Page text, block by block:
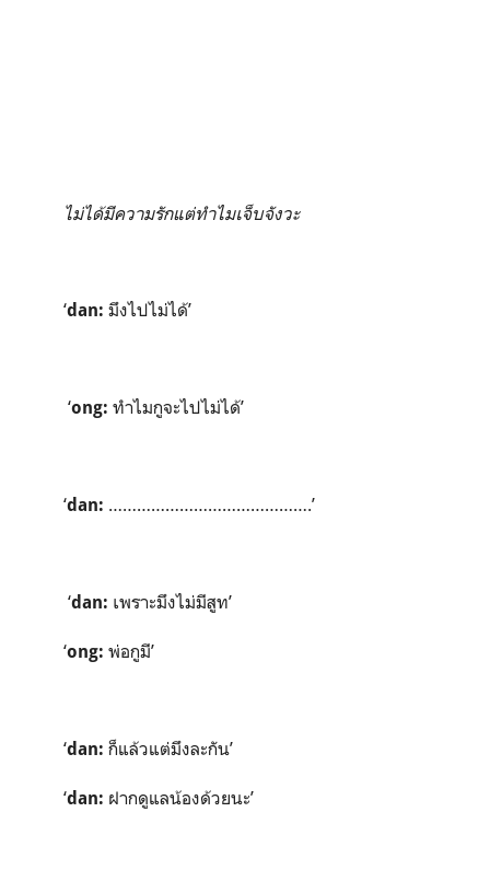
ไม่ได้มีความรักแต่ทำไมเจ็บจังวะ
‘dan: มึงไปไม่ได้’
‘ong: ทำไมกูจะไปไม่ได้’
‘dan: …………………………………….’
‘dan: เพราะมึงไม่มีสูท’
‘ong: พ่อกูมี’
‘dan: ก็แล้วแต่มึงละกัน’
‘dan: ฝากดูแลน้องด้วยนะ’